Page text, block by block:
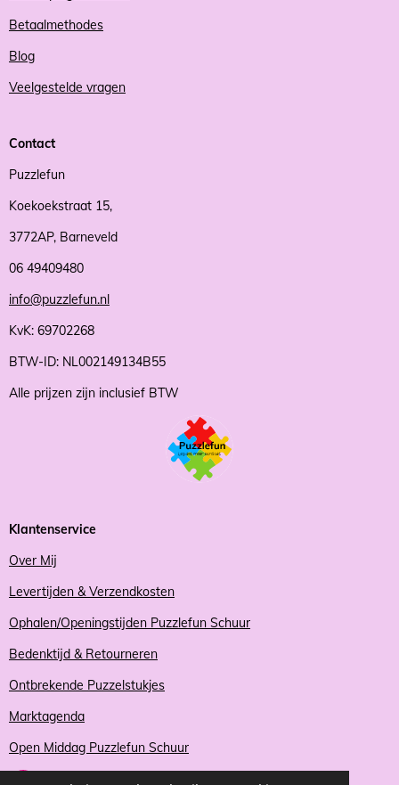
Betaalmethodes
Blog
Veelgestelde vragen
Contact
Puzzlefun
Koekoekstraat 15,
3772AP, Barneveld
06 49409480
info@puzzlefun.nl
KvK: 69702268
BTW-ID: NL002149134B55
Alle prijzen zijn inclusief BTW
Klantenservice
Over Mij
Levertijden & Verzendkosten
Ophalen/Openingstijden Puzzlefun Schuur
Bedenktijd & Retourneren
Ontbrekende Puzzelstukjes
Marktagenda
Open Middag Puzzlefun Schuur